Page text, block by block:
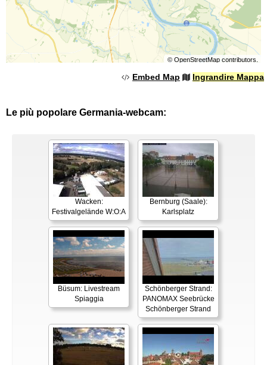
© OpenStreetMapcontributors.
Embed Map Ingrandire Mappa
Le più popolare Germania-webcam:
Wacken:
Festivalgelände W:O:A
Bernburg (Saale):
Karlsplatz
Büsum: Livestream
Spiaggia
Schönberger Strand:
PANOMAX Seebrücke
Schönberger Strand